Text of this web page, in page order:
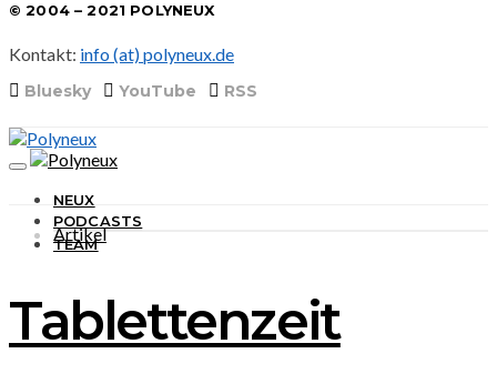
© 2004 – 2021 POLYNEUX
Kontakt: info (at) polyneux.de
Bluesky YouTube RSS
NEUX
PODCASTS
TEAM
Artikel
Tablettenzeit